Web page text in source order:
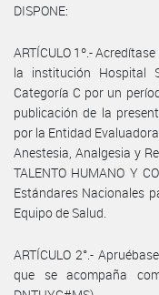
DISPONE:
ARTÍCULO 1º.-
la institución Hospital
Categoría C por un
publicación de la
por la Entidad
Anestesia, Analgesia y
TALENTO HUMANO Y
Estándares Nacionales
Equipo de Salud.
ARTÍCULO 2°.-
que se acompaña